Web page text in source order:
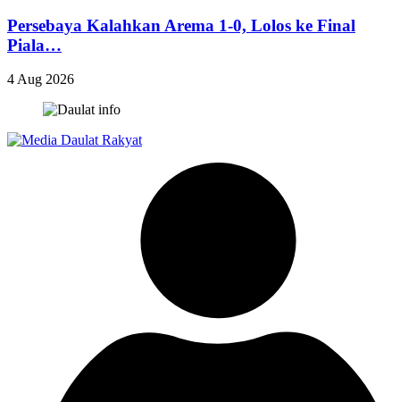
Persebaya Kalahkan Arema 1-0, Lolos ke Final
Piala…
4 Aug 2026